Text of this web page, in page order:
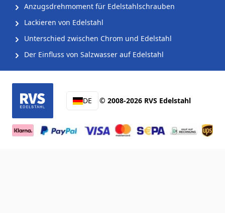
Anzugsdrehmoment für Edelstahlschrauben
Lackieren von Edelstahl
Unterschied zwischen Chrom und Edelstahl
Der Einfluss von Salzwasser auf Edelstahl
DE © 2008-2026 RVS Edelstahl